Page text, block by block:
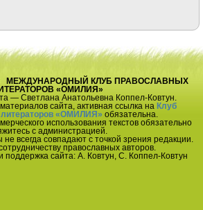
МЕЖДУНАРОДНЫЙ КЛУБ ПРАВОСЛАВНЫХ
«ОМИЛИЯ»
— Светлана Анатольевна Коппел-Ковтун.
сайта, активная ссылка на Клуб
«ОМИЛИЯ» обязательна.
использования текстов обязательно
с администрацией.
всегда совпадают с точкой зрения редакции.
православных авторов.
поддержка сайта: А. Ковтун, С. Коппел-Ковтун